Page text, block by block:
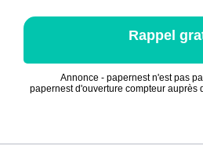
Rappel
Annonce - papernest n'est pas
papernest d'ouverture compteur auprès